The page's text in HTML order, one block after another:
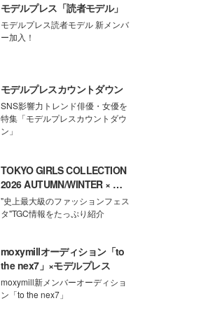
モデルプレス「読者モデル」
モデルプレス読者モデル 新メンバ
ー加入！
モデルプレスカウントダウン
SNS影響力トレンド俳優・女優を
特集「モデルプレスカウントダウ
ン」
TOKYO GIRLS COLLECTION
2026 AUTUMN/WINTER × モ
デルプレス
"史上最大級のファッションフェス
タ"TGC情報をたっぷり紹介
moxymillオーディション「to
the nex7」×モデルプレス
moxymill新メンバーオーディショ
ン「to the nex7」